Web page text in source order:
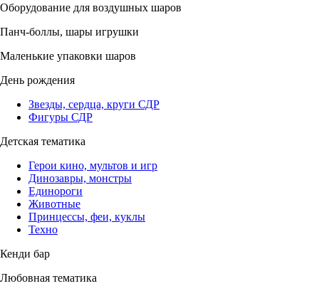
Оборудование для воздушных шаров
Панч-боллы, шары игрушки
Маленькие упаковки шаров
День рождения
Звезды, сердца, круги СДР
Фигуры СДР
Детская тематика
Герои кино, мультов и игр
Динозавры, монстры
Единороги
Животные
Принцессы, феи, куклы
Техно
Кенди бар
Любовная тематика